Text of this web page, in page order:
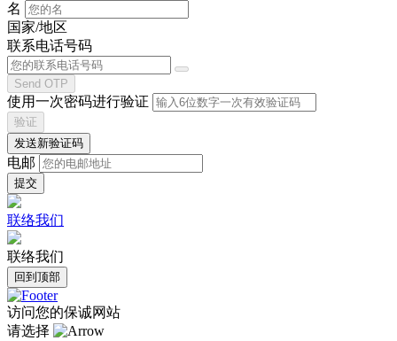
名
国家/地区
联系电话号码
Send OTP
使用一次密码进行验证
验证
发送新验证码
电邮
联络我们
联络我们
回到顶部
访问您的保诚网站
请选择